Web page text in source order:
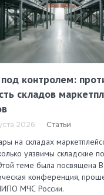
контролем:
складов
2026 Статьи
на складах
уязвимы складские
теме была посвящена
конференция,
МЧС России.